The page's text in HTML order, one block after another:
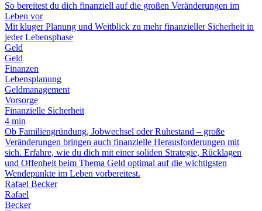
So bereitest du dich finanziell auf die großen Veränderungen im
Leben vor
Mit kluger Planung und Weitblick zu mehr finanzieller Sicherheit in
jeder Lebensphase
Geld
Geld
Finanzen
Lebensplanung
Geldmanagement
Vorsorge
Finanzielle Sicherheit
4 min
Ob Familiengründung, Jobwechsel oder Ruhestand – große
Veränderungen bringen auch finanzielle Herausforderungen mit
sich. Erfahre, wie du dich mit einer soliden Strategie, Rücklagen
und Offenheit beim Thema Geld optimal auf die wichtigsten
Wendepunkte im Leben vorbereitest.
Rafael Becker
Rafael
Becker